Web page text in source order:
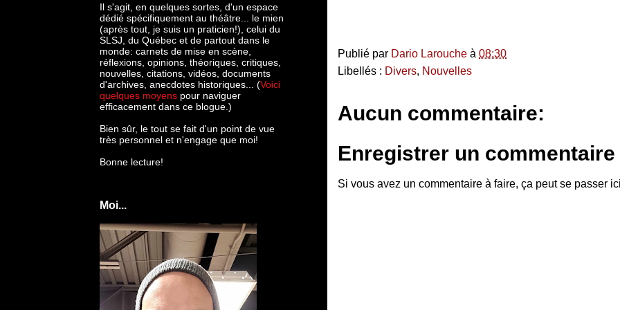
Publié par Dario Larouche à 08:30
Libellés : Divers, Nouvelles
Aucun commentaire:
Enregistrer un commentaire
Si vous avez un commentaire à faire, ça peut se passer
Il s'agit, en quelques sortes, d'un espace
dédié spécifiquement au théâtre... le mien
(après tout, je suis un praticien!), celui du
SLSJ, du Québec et de partout dans le
monde: carnets de mise en scène,
réflexions, opinions, théoriques, critiques,
nouvelles, citations, vidéos, documents
d'archives, anecdotes historiques... (Voici
quelques moyens pour naviguer
efficacement dans ce blogue.)
Bien sûr, le tout se fait d'un point de vue
très personnel et n'engage que moi!
Bonne lecture!
Moi...